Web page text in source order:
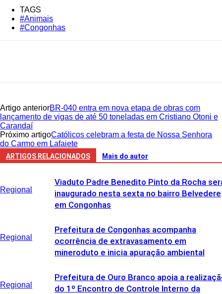
TAGS
#Animais
#Congonhas
Artigo anteriorBR-040 entra em nova etapa de obras com
lançamento de vigas de até 50 toneladas em Cristiano Otoni e
Carandaí
Próximo artigoCatólicos celebram a festa de Nossa Senhora
do Carmo em Lafaiete
ARTIGOS RELACIONADOS Mais do autor
Regional
Viaduto Padre Benedito Pinto da Rocha
inaugurado nesta sexta no bairro Belvedere
em Congonhas
Regional
Prefeitura de Congonhas acompanha
ocorrência de extravasamento em
mineroduto e inicia apuração ambiental
Regional
Prefeitura de Ouro Branco apoia a
do 1º Encontro de Controle Interno da